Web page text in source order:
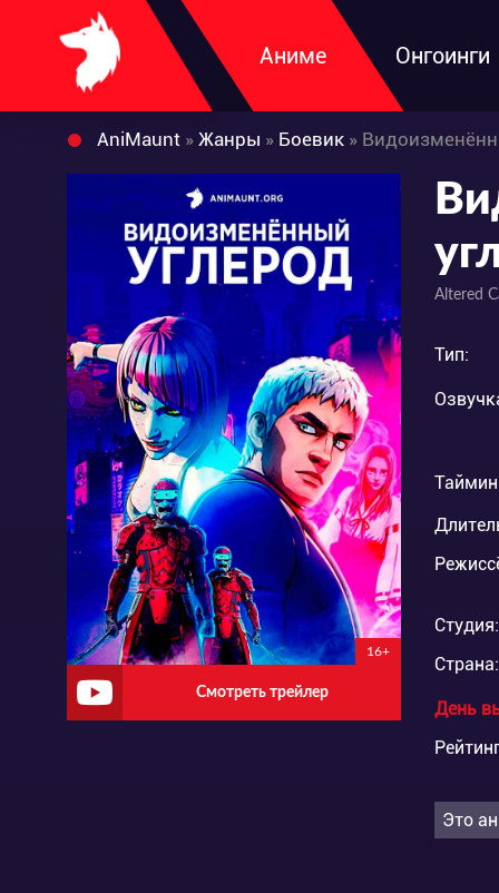
Аниме Онгоинги
AniMaunt » Жанры » Боевик »
16+
Смотреть трейлер
Altered
Тип:
Студия:
Страна:
День
Это